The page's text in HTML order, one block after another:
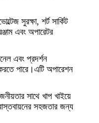
সুরক্ষা, শর্ট সার্কিট
এবং অপারেটর
এবং প্রদর্শন
পারে।এটি অপারেশন
সাথে খাপ খাইয়ে
সহজতার জন্য